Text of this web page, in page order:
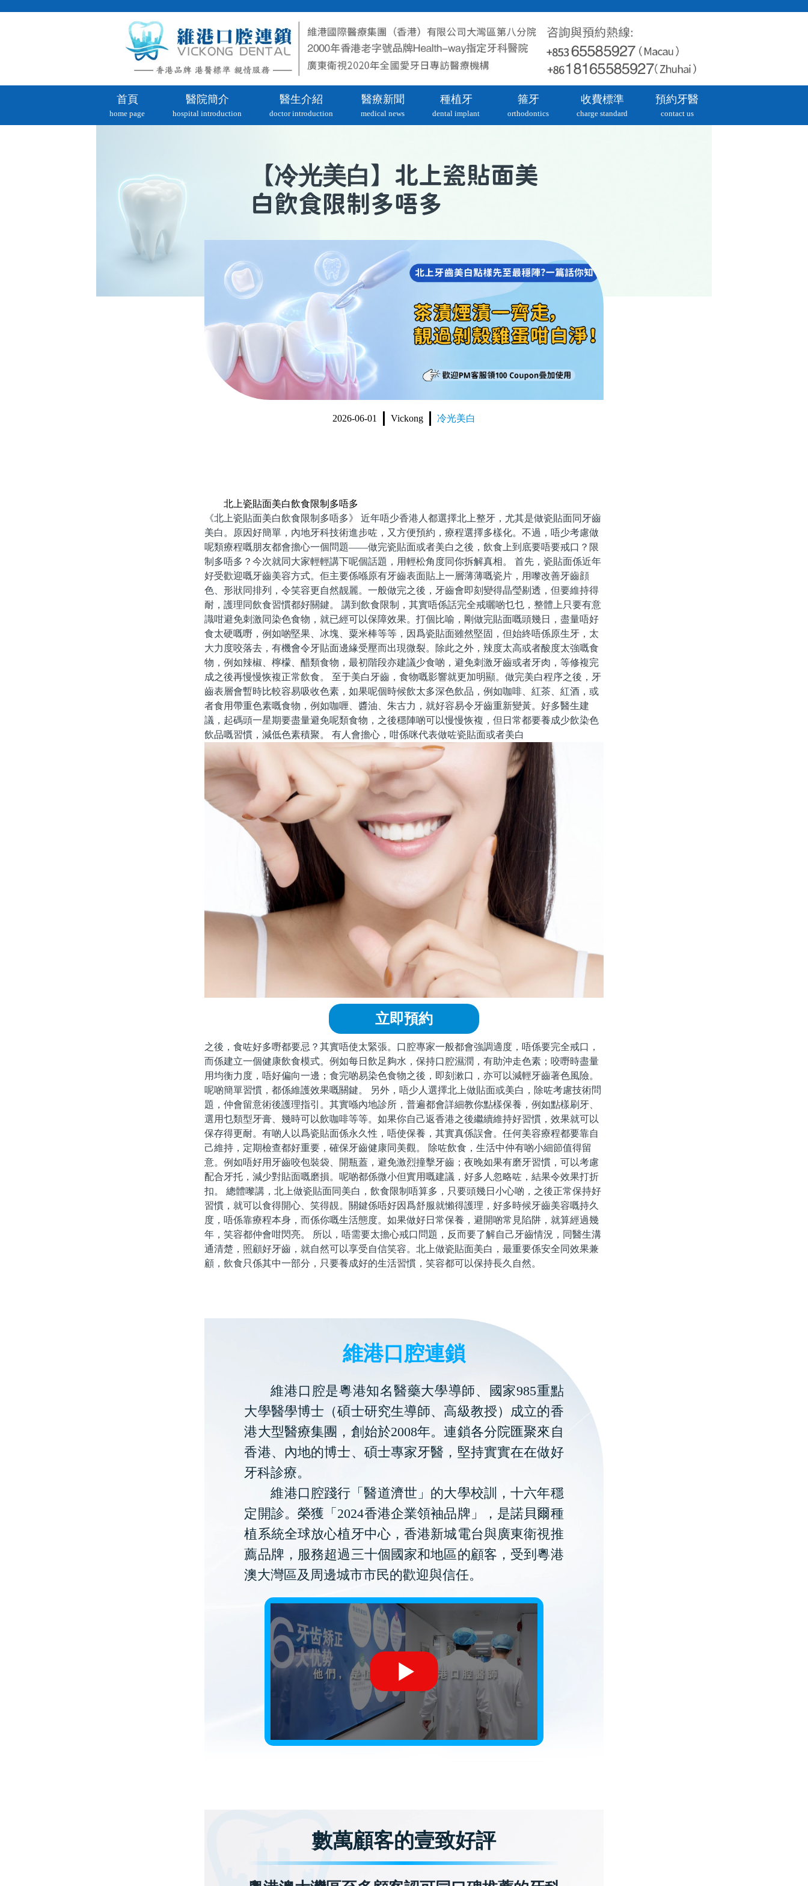
首頁
home page
醫院簡介
hospital introduction
醫生介紹
doctor introduction
醫療新聞
medical news
種植牙
dental implant
箍牙
orthodontics
收費標準
charge standard
預約牙醫
contact us
【冷光美白 】北上瓷貼面美
白飲食限制多唔多
2026-06-01 Vickong 冷光美白
北上瓷貼面美白飲食限制多唔多
《北上瓷貼面美白飲食限制多唔多》 近年唔少香港人都選擇北上整牙，尤其是做瓷貼面同牙齒
美白。原因好簡單，內地牙科技術進步咗，又方便預約，療程選擇多樣化。不過，唔少考慮做
呢類療程嘅朋友都會擔心一個問題——做完瓷貼面或者美白之後，飲食上到底要唔要戒口？限
制多唔多？今次就同大家輕輕講下呢個話題，用輕松角度同你拆解真相。 首先，瓷貼面係近年
好受歡迎嘅牙齒美容方式。佢主要係喺原有牙齒表面貼上一層薄薄嘅瓷片，用嚟改善牙齒顔
色、形狀同排列，令笑容更自然靓麗。一般做完之後，牙齒會即刻變得晶瑩剔透，但要維持得
耐，護理同飲食習慣都好關鍵。 講到飲食限制，其實唔係話完全戒曬啲乜乜，整體上只要有意
識咁避免刺激同染色食物，就已經可以保障效果。打個比喻，剛做完貼面嘅頭幾日，盡量唔好
食太硬嘅嘢，例如啲堅果、冰塊、粟米棒等等，因爲瓷貼面雖然堅固，但始終唔係原生牙，太
大力度咬落去，有機會令牙貼面邊緣受壓而出現微裂。除此之外，辣度太高或者酸度太強嘅食
物，例如辣椒、檸檬、醋類食物，最初階段亦建議少食啲，避免刺激牙齒或者牙肉，等修複完
成之後再慢慢恢複正常飲食。 至于美白牙齒，食物嘅影響就更加明顯。做完美白程序之後，牙
齒表層會暫時比較容易吸收色素，如果呢個時候飲太多深色飲品，例如咖啡、紅茶、紅酒，或
者食用帶重色素嘅食物，例如咖喱、醬油、朱古力，就好容易令牙齒重新變黃。好多醫生建
議，起碼頭一星期要盡量避免呢類食物，之後穩陣啲可以慢慢恢複，但日常都要養成少飲染色
飲品嘅習慣，減低色素積聚。 有人會擔心，咁係咪代表做咗瓷貼面或者美白
立即預約
之後，食咗好多嘢都要忌？其實唔使太緊張。口腔專家一般都會強調適度，唔係要完全戒口，
而係建立一個健康飲食模式。例如每日飲足夠水，保持口腔濕潤，有助沖走色素；咬嘢時盡量
用均衡力度，唔好偏向一邊；食完啲易染色食物之後，即刻漱口，亦可以減輕牙齒著色風險。
呢啲簡單習慣，都係維護效果嘅關鍵。 另外，唔少人選擇北上做貼面或美白，除咗考慮技術問
題，仲會留意術後護理指引。其實喺內地診所，普遍都會詳細教你點樣保養，例如點樣刷牙、
選用乜類型牙膏、幾時可以飲咖啡等等。如果你自己返香港之後繼續維持好習慣，效果就可以
保存得更耐。有啲人以爲瓷貼面係永久性，唔使保養，其實真係誤會。任何美容療程都要靠自
己維持，定期檢查都好重要，確保牙齒健康同美觀。 除咗飲食，生活中仲有啲小細節值得留
意。例如唔好用牙齒咬包裝袋、開瓶蓋，避免激烈撞擊牙齒；夜晚如果有磨牙習慣，可以考慮
配合牙托，減少對貼面嘅磨損。呢啲都係微小但實用嘅建議，好多人忽略咗，結果令效果打折
扣。 總體嚟講，北上做瓷貼面同美白，飲食限制唔算多，只要頭幾日小心啲，之後正常保持好
習慣，就可以食得開心、笑得靚。關鍵係唔好因爲舒服就懶得護理，好多時候牙齒美容嘅持久
度，唔係靠療程本身，而係你嘅生活態度。如果做好日常保養，避開啲常見陷阱，就算經過幾
年，笑容都仲會咁閃亮。 所以，唔需要太擔心戒口問題，反而要了解自己牙齒情況，同醫生溝
通清楚，照顧好牙齒，就自然可以享受自信笑容。北上做瓷貼面美白，最重要係安全同效果兼
顧，飲食只係其中一部分，只要養成好的生活習慣，笑容都可以保持長久自然。
維港口腔連鎖
維港口腔是粵港知名醫藥大學導師、國家985重點
大學醫學博士（碩士研究生導師、高級教授）成立的香
港大型醫療集團，創始於2008年。連鎖各分院匯聚來自
香港、內地的博士、碩士專家牙醫，堅持實實在在做好
牙科診療。
維港口腔踐行「醫道濟世」的大學校訓，十六年穩
定開診。榮獲「2024香港企業領袖品牌」，是諾貝爾種
植系統全球放心植牙中心，香港新城電台與廣東衛視推
薦品牌，服務超過三十個國家和地區的顧客，受到粵港
澳大灣區及周邊城市市民的歡迎與信任。
數萬顧客的壹致好評